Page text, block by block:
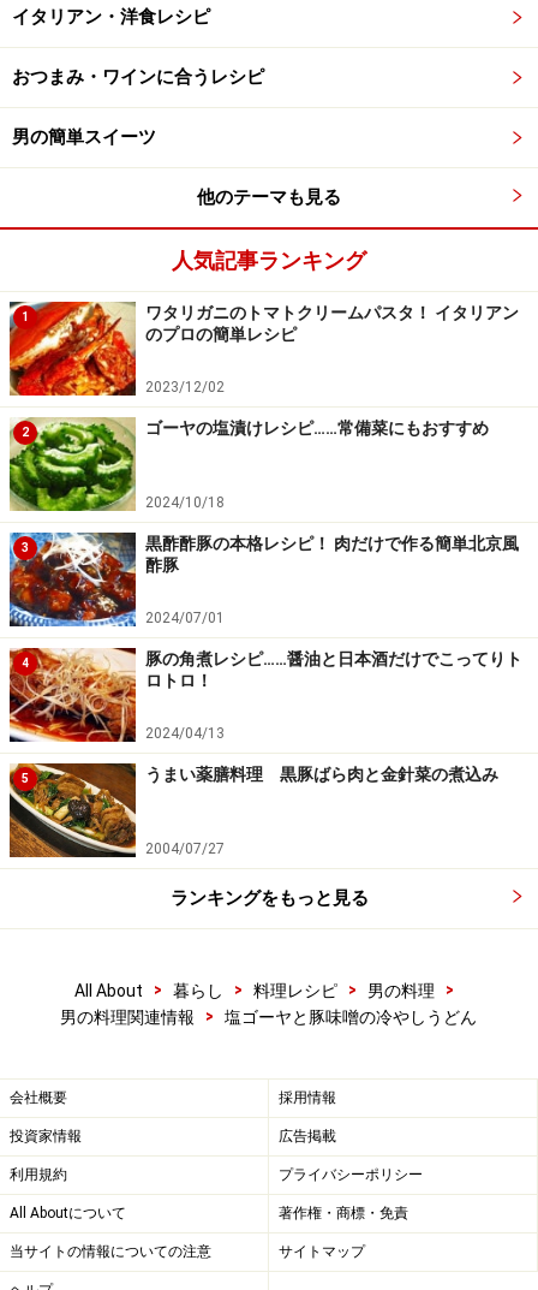
楽天市場で人気レシピの書籍をチェック！
イタリアン・洋食レシピ
おつまみ・ワインに合うレシピ
男の簡単スイーツ
他のテーマも見る
人気記事ランキング
1
ワタリガニのトマトクリームパスタ！ イタリアン
のプロの簡単レシピ
2023/12/02
2 ゴーヤの塩漬けレシピ……常備菜にもおすすめ
2024/10/18
3
黒酢酢豚の本格レシピ！ 肉だけで作る簡単北京風
酢豚
2024/07/01
4
豚の角煮レシピ……醤油と日本酒だけでこってりト
ロトロ！
2024/04/13
5 うまい薬膳料理 黒豚ばら肉と金針菜の煮込み
2004/07/27
ランキングをもっと見る
All About > 暮らし > 料理レシピ > 男の料理
>
男の料理関連情報
> 塩ゴーヤと豚味噌の冷やしうどん
会社概要 採用情報
投資家情報 広告掲載
利用規約 プライバシーポリシー
All Aboutについて 著作権・商標・免責
当サイトの情報についての注意 サイトマップ